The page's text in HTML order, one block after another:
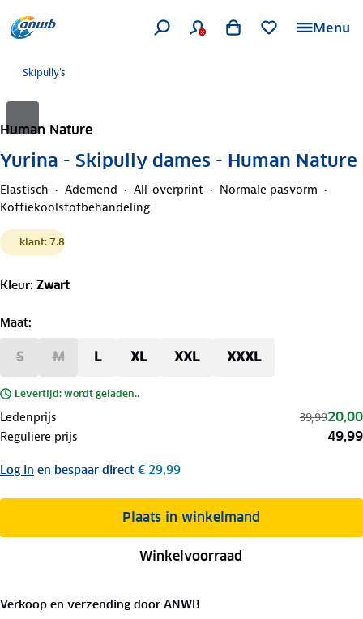
Menu
Skipully's
Human Nature
Yurina - Skipully dames - Human Nature
Elastisch Ademend All-overprint
Normale pasvorm
Koffiekoolstofbehandeling
klant: 7.8
Kleur: Zwart
Maat:
S M L XL XXL XXXL
Levertijd: wordt geladen..
Ledenprijs 39,9920,00
Reguliere prijs 49,99
Log in en bespaar direct € 29,99
Plaats in winkelmand
Winkelvoorraad
Verkoop en verzending door ANWB